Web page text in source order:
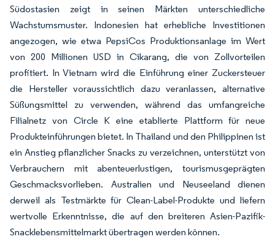
Südostasien zeigt in seinen Märkten unterschiedliche
Wachstumsmuster. Indonesien hat erhebliche Investitionen
angezogen, wie etwa PepsiCos Produktionsanlage im Wert
von 200 Millionen USD in Cikarang, die von Zollvorteilen
profitiert. In Vietnam wird die Einführung einer Zuckersteuer
die Hersteller voraussichtlich dazu veranlassen, alternative
Süßungsmittel zu verwenden, während das umfangreiche
Filialnetz von Circle K eine etablierte Plattform für neue
Produkteinführungen bietet. In Thailand und den Philippinen ist
ein Anstieg pflanzlicher Snacks zu verzeichnen, unterstützt von
Verbrauchern mit abenteuerlustigen, tourismusgeprägten
Geschmacksvorlieben. Australien und Neuseeland dienen
derweil als Testmärkte für Clean-Label-Produkte und liefern
wertvolle Erkenntnisse, die auf den breiteren Asien-Pazifik-
Snacklebensmittelmarkt übertragen werden können.